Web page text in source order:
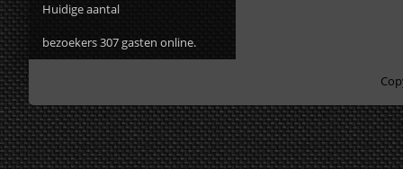
Huidige aantal
bezoekers 307 gasten online.